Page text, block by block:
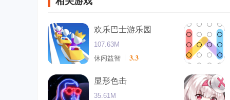
欢乐巴士游乐园
107.63M
休闲益智
3.3
显形色击
35.61M